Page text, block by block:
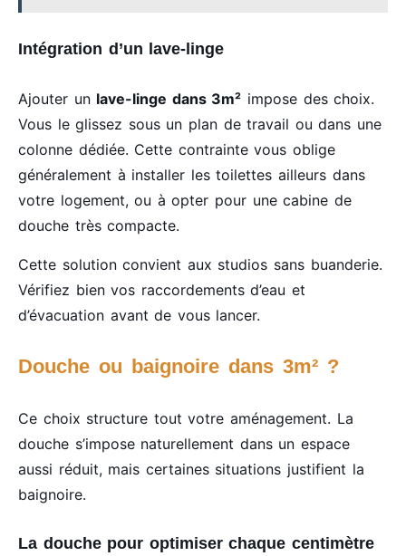
Intégration d’un lave-linge
Ajouter un lave-linge dans 3m² impose des choix.
Vous le glissez sous un plan de travail ou dans une
colonne dédiée. Cette contrainte vous oblige
généralement à installer les toilettes ailleurs dans
votre logement, ou à opter pour une cabine de
douche très compacte.
Cette solution convient aux studios sans buanderie.
Vérifiez bien vos raccordements d’eau et
d’évacuation avant de vous lancer.
Douche ou baignoire dans 3m² ?
Ce choix structure tout votre aménagement. La
douche s’impose naturellement dans un espace
aussi réduit, mais certaines situations justifient la
baignoire.
La douche pour optimiser chaque centimètre